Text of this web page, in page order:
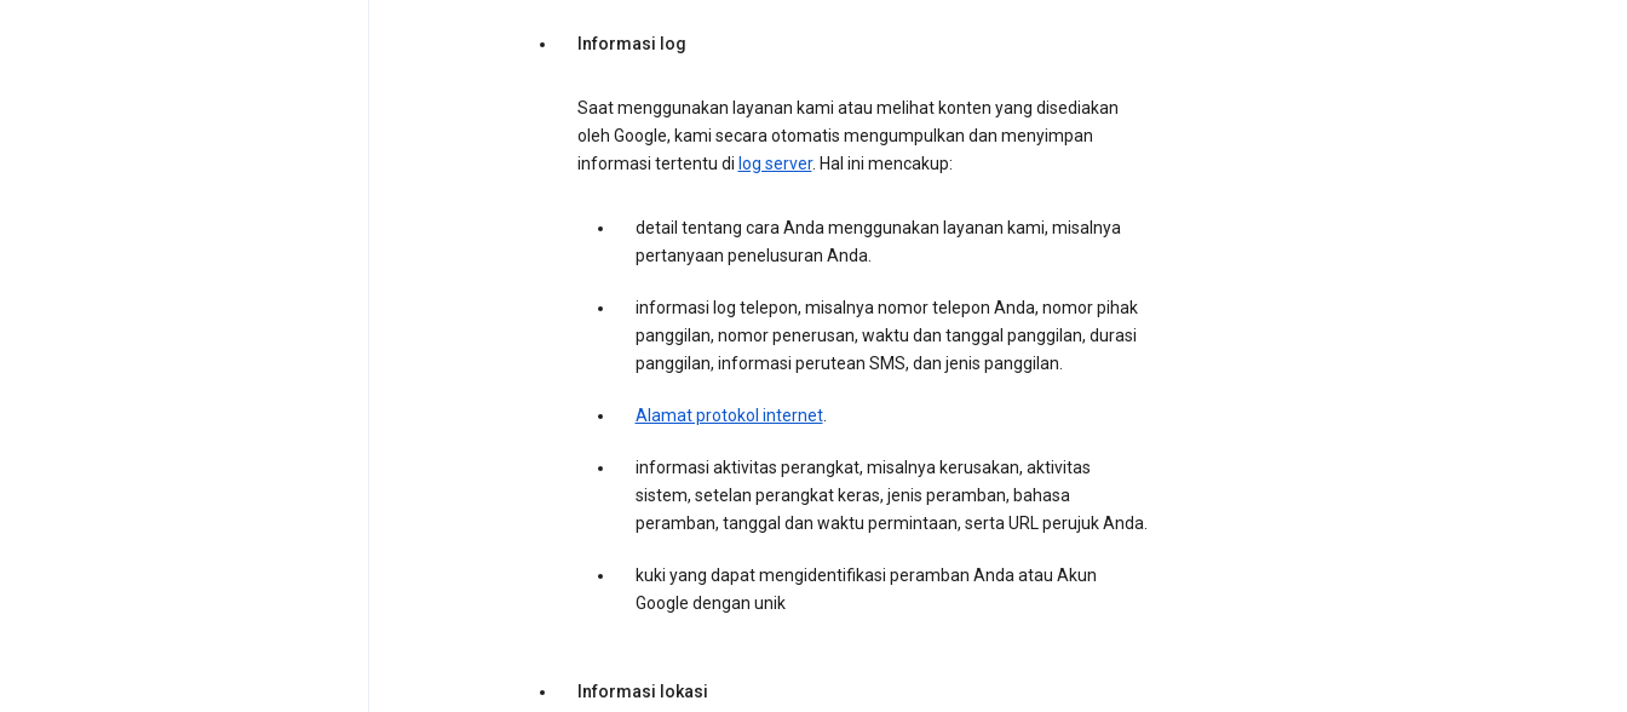
Informasi log
Saat menggunakan layanan kami atau melihat konten yang disediakan
oleh Google, kami secara otomatis mengumpulkan dan menyimpan
informasi tertentu di log server. Hal ini mencakup:
detail tentang cara Anda menggunakan layanan kami, misalnya
pertanyaan penelusuran Anda.
informasi log telepon, misalnya nomor telepon Anda, nomor pihak
panggilan, nomor penerusan, waktu dan tanggal panggilan, durasi
panggilan, informasi perutean SMS, dan jenis panggilan.
Alamat protokol internet.
informasi aktivitas perangkat, misalnya kerusakan, aktivitas
sistem, setelan perangkat keras, jenis peramban, bahasa
peramban, tanggal dan waktu permintaan, serta URL perujuk Anda.
kuki yang dapat mengidentifikasi peramban Anda atau Akun
Google dengan unik
Informasi lokasi